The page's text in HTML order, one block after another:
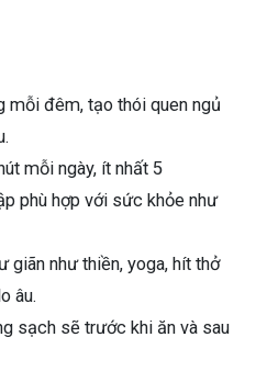
đêm, tạo thói quen ngủ
mỗi ngày, ít nhất 5
phù hợp với sức khỏe như
giãn như thiền, yoga, hít thở
âu.
sạch sẽ trước khi ăn và sau